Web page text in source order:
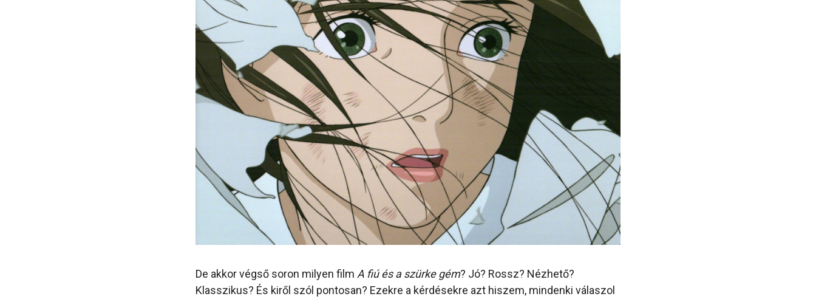
De akkor végső soron milyen film A fiú és a szürke gém? Jó? Rossz? Nézhető?
Klasszikus? És kiről szól pontosan? Ezekre a kérdésekre azt hiszem, mindenki válaszol